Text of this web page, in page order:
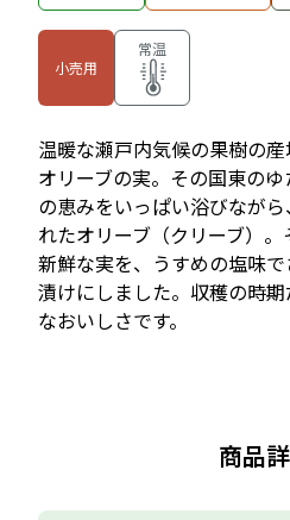
小売用
常温
温暖な瀬戸内気候の果樹の
オリーブの実。その国東の
の恵みをいっぱい浴びなが
れたオリーブ（クリーブ）
新鮮な実を、うすめの塩味
漬けにしました。収穫の時
なおいしさです。
商品